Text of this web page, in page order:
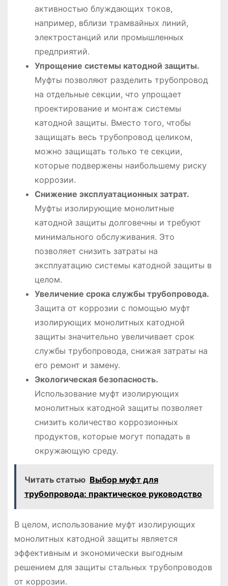
активностью блуждающих токов,
например, вблизи трамвайных линий,
электростанций или промышленных
предприятий.
Упрощение системы катодной защиты.
Муфты позволяют разделить трубопровод
на отдельные секции, что упрощает
проектирование и монтаж системы
катодной защиты. Вместо того, чтобы
защищать весь трубопровод целиком,
можно защищать только те секции,
которые подвержены наибольшему риску
коррозии.
Снижение эксплуатационных затрат.
Муфты изолирующие монолитные
катодной защиты долговечны и требуют
минимального обслуживания. Это
позволяет снизить затраты на
эксплуатацию системы катодной защиты в
целом.
Увеличение срока службы трубопровода.
Защита от коррозии с помощью муфт
изолирующих монолитных катодной
защиты значительно увеличивает срок
службы трубопровода, снижая затраты на
его ремонт и замену.
Экологическая безопасность.
Использование муфт изолирующих
монолитных катодной защиты позволяет
снизить количество коррозионных
продуктов, которые могут попадать в
окружающую среду.
Читать статью Выбор муфт для
трубопровода: практическое руководство
В целом, использование муфт изолирующих
монолитных катодной защиты является
эффективным и экономически выгодным
решением для защиты стальных трубопроводов
от коррозии.